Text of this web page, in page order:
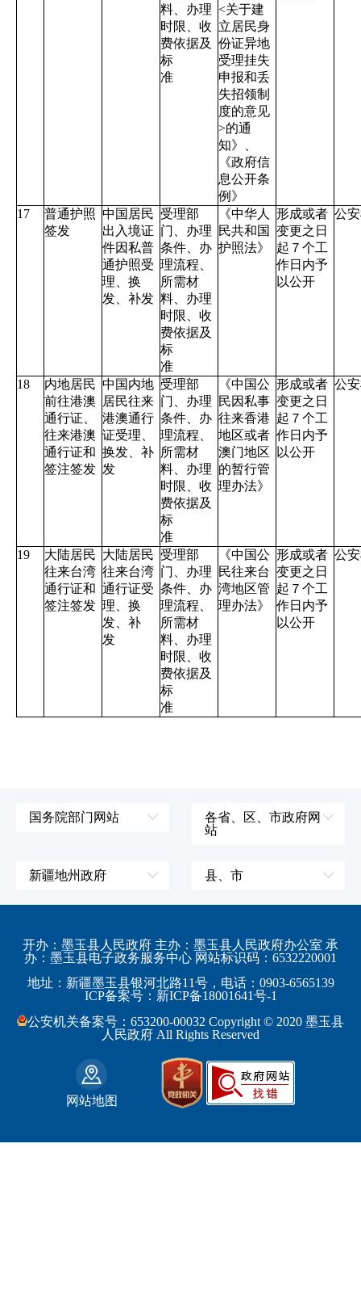
料、办理
时限、收
费依据及
标
准
<关于建
立居民身
份证异地
受理挂失
申报和丢
失招领制
度的意见
>的通
知》、
《政府信
息公开条
例》
17
普通护照
签发
中国居民
出入境证
件因私普
通护照受
理、换
发、补发
受理部
门、办理
条件、办
理流程、
所需材
料、办理
时限、收
费依据及
标
准
《中华人
民共和国
护照法》
形成或者
变更之日
起７个工
作日内予
以公开
公
18
内地居民
前往港澳
通行证、
往来港澳
通行证和
签注签发
中国内地
居民往来
港澳通行
证受理、
换发、补
发
受理部
门、办理
条件、办
理流程、
所需材
料、办理
时限、收
费依据及
标
准
《中国公
民因私事
往来香港
地区或者
澳门地区
的暂行管
理办法》
形成或者
变更之日
起７个工
作日内予
以公开
公
19
大陆居民
往来台湾
通行证和
签注签发
大陆居民
往来台湾
通行证受
理、换
发、补
发
受理部
门、办理
条件、办
理流程、
所需材
料、办理
时限、收
费依据及
标
准
《中国公
民往来台
湾地区管
理办法》
形成或者
变更之日
起７个工
作日内予
以公开
公
国务院部门网站
国防部
教育部
工业和信息化部
监察部
民政部
司法部
财政部
各省、区、市政府网
站
江苏省
浙江省
安徽省
福建省
江西省
山东省
新疆地州政府
伊犁哈萨克自治州
阿勒泰地区
博尔塔拉蒙古自治州
吐鲁番地区
巴音郭楞蒙古自治州
克拉玛依市
哈密地区
县、市
皮山县
策勒县
民丰县
和田市
开办：墨玉县人民政府 主办：墨玉县人民政府办公室 承
办：墨玉县电子政务服务中心 网站标识码：6532220001
地址：新疆墨玉县银河北路11号，电话：0903-6565139
ICP备案号：新ICP备18001641号-1
公安机关备案号：653200-00032 Copyright © 2020 墨玉县
人民政府 All Rights Reserved
网站地图